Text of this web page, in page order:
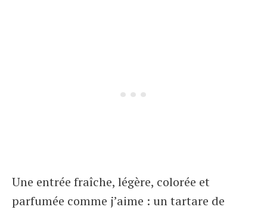
Une entrée fraîche, légère, colorée et
parfumée comme j’aime : un tartare de